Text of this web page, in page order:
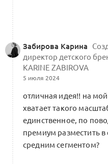
Забирова Карина
директор детского
KARINE ZABIROVA
5 июля 2024
отличная идея!! на
хватает такого
единственное, по
премиум разместить
средним сегментом?